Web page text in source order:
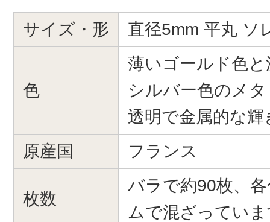
サイズ・形 直径5mm 平丸 ソ
色
薄いゴールド色
シルバー色のメ
透明で金属的な輝
原産国
フランス
枚数
バラで約90枚、
ムで混ざってい